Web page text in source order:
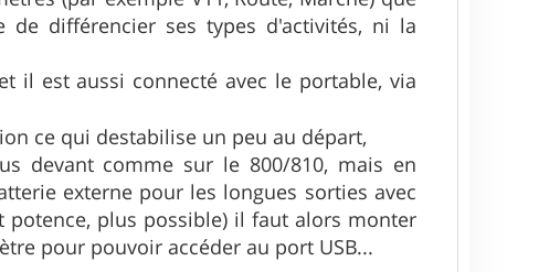
différencier ses types d'activités, ni la
il est aussi connecté avec le portable, via
ce qui destabilise un peu au départ,
devant comme sur le 800/810, mais en
externe pour les longues sorties avec
plus possible) il faut alors monter
pour pouvoir accéder au port USB...